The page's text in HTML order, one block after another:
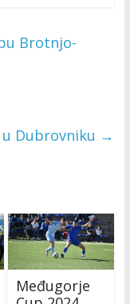
Brotnjo-
Dubrovniku →
Međugorje